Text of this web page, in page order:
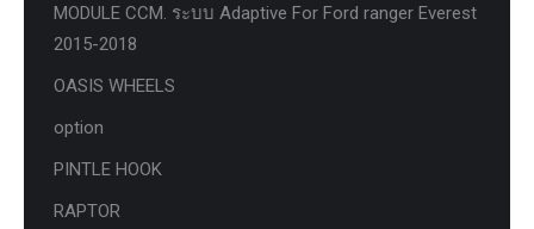
MODULE CCM. ระบบ Adaptive For Ford ranger Everest
2015-2018
OASIS WHEELS
option
PINTLE HOOK
RAPTOR